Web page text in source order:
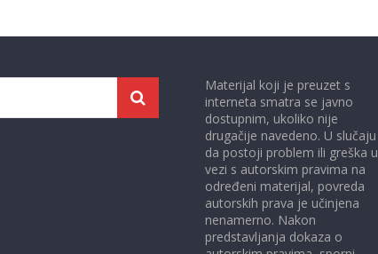
Materijal koji je preuzet s
interneta smatra se javno
dostupnim, ukoliko nije
drugačije navedeno. U slučaju
da postoji problem ili greška u
vezi s autorskim pravima na
određeni materijal, povreda
autorskih prava je učinjena
nenamerno. Nakon
predstavljanja dokaza o